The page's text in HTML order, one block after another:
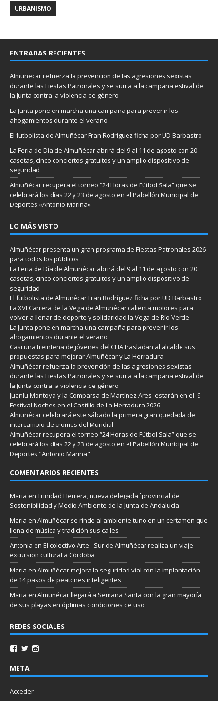
URBANISMO
ENTRADAS RECIENTES
Almuñécar refuerza la prevención de las agresiones sexistas
durante las Fiestas Patronales y se suma a la campaña estival de
la Junta contra la violencia de género
La Junta pone en marcha una campaña para prevenir los
ahogamientos durante el verano
El futbolista de Almuñécar Fran Rodríguez ficha por UD Barbastro
La Feria de Día de Almuñécar abrirá del 9 al 11 de agosto con 20
casetas, cinco conciertos gratuitos y un amplio dispositivo de
seguridad
Almuñécar recupera el torneo “24 Horas de Fútbol Sala” que se
celebrará los días 22 y 23 de agosto en el Pabellón Municipal de
Deportes «Antonio Marina»
LO MÁS VISTO
Almuñécar presenta un gran programa de Fiestas Patronales 2026
para todos los públicos
La Feria de Día de Almuñécar abrirá del 9 al 11 de agosto con 20
casetas, cinco conciertos gratuitos y un amplio dispositivo de
seguridad
El futbolista de Almuñécar Fran Rodríguez ficha por UD Barbastro
La XVI Carrera de la Vega de Almuñécar calienta motores para
volver a llenar de deporte y solidaridad la Vega de Río Verde
La Junta pone en marcha una campaña para prevenir los
ahogamientos durante el verano
Casi una treintena de jóvenes del CLIA trasladan al alcalde sus
propuestas para mejorar Almuñécar y La Herradura
Almuñécar refuerza la prevención de las agresiones sexistas
durante las Fiestas Patronales y se suma a la campaña estival de
la Junta contra la violencia de género
Juanlu Montoya y la Comparsa de Martínez Ares estarán en el 9
Festival Noches en el Castillo de La Herradura 2026
Almuñécar celebrará este sábado la primera gran quedada de
intercambio de cromos del Mundial
Almuñécar recupera el torneo “24 Horas de Fútbol Sala” que se
celebrará los días 22 y 23 de agosto en el Pabellón Municipal de
Deportes "Antonio Marina"
COMENTARIOS RECIENTES
Maria en Trinidad Herrera, nueva delegada `provincial de
Sostenibilidad y Medio Ambiente de la Junta de Andalucía
Maria en Almuñécar se rinde al ambiente tuno en un certamen que
llena de música y tradición sus calles
Antonia en El colectivo Arte –Sur de Almuñécar realiza un viaje-
excursión cultural a Córdoba
Maria en Almuñécar mejora la seguridad vial con la implantación
de 14 pasos de peatones inteligentes
Maria en Almuñécar llegará a Semana Santa con la gran mayoría
de sus playas en óptimas condiciones de uso
REDES SOCIALES
META
Acceder